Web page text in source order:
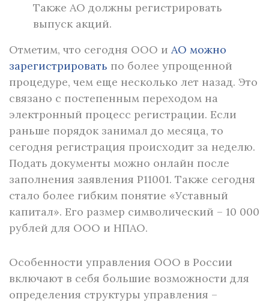
Также АО должны регистрировать
выпуск акций.
Отметим, что сегодня ООО и АО можно
зарегистрировать по более упрощенной
процедуре, чем еще несколько лет назад. Это
связано с постепенным переходом на
электронный процесс регистрации. Если
раньше порядок занимал до месяца, то
сегодня регистрация происходит за неделю.
Подать документы можно онлайн после
заполнения заявления Р11001. Также сегодня
стало более гибким понятие «Уставный
капитал». Его размер символический – 10 000
рублей для ООО и НПАО.
Особенности управления ООО в России
включают в себя большие возможности для
определения структуры управления –